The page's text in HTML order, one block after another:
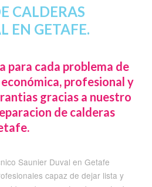
CALDERAS
EN GETAFE.
para cada problema de
profesional y
gracias a nuestro
de calderas
Saunier Duval en Getafe
capaz de dejar lista y